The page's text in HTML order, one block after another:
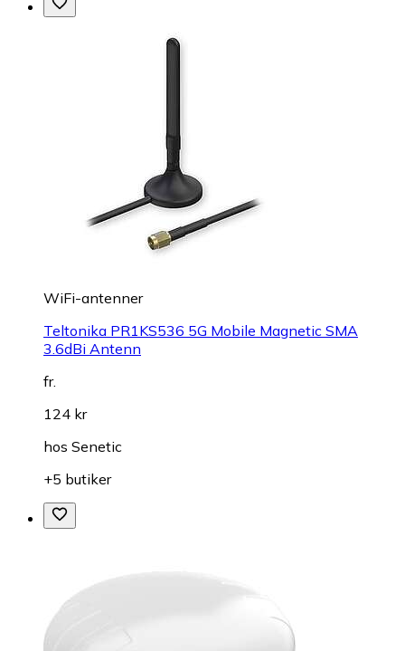
WiFi-antenner
Teltonika PR1KS536 5G Mobile Magnetic SMA
3.6dBi Antenn
fr.
124 kr
hos Senetic
+5 butiker